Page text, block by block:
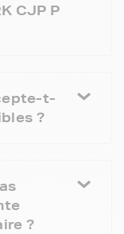
CJP P
t-
?
?